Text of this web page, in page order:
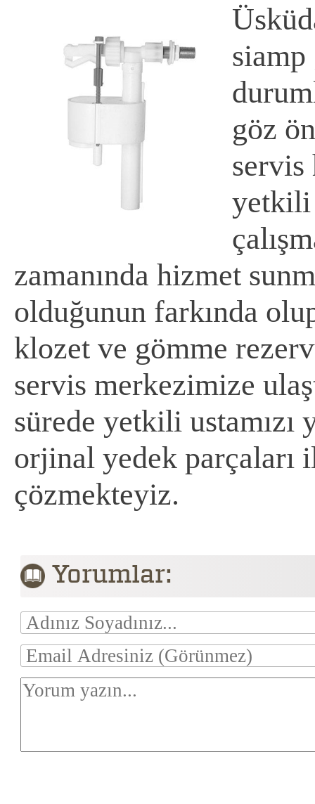
siamp
göz
yetkili
zamanında hizmet
olduğunun farkında
klozet ve gömme
servis merkezimize
sürede yetkili
orjinal yedek parçaları
çözmekteyiz.
Yorumlar: